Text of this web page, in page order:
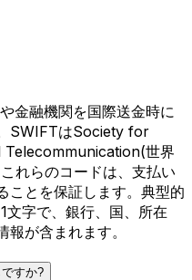
金融機関を国際送金時に
SWIFTはSociety for
世界
れらのコードは、支払い
ことを保証します。典型的
文字で、銀行、国、所在
が含まれます。
すか?